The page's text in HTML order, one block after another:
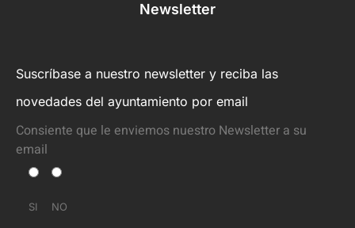
Newsletter
Suscríbase a nuestro newsletter y reciba las
novedades del ayuntamiento por email
Consiente que le enviemos nuestro Newsletter a su
email
SI NO